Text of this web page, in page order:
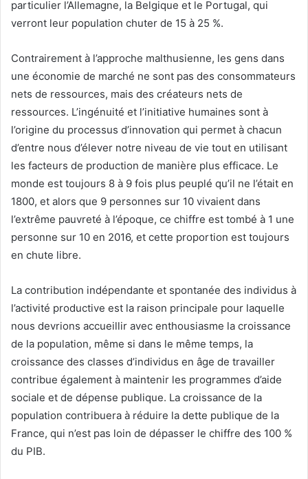
particulier l’Allemagne, la Belgique et le Portugal, qui
verront leur population chuter de 15 à 25 %.
Contrairement à l’approche malthusienne, les gens dans
une économie de marché ne sont pas des consommateurs
nets de ressources, mais des créateurs nets de
ressources. L’ingénuité et l’initiative humaines sont à
l’origine du processus d’innovation qui permet à chacun
d’entre nous d’élever notre niveau de vie tout en utilisant
les facteurs de production de manière plus efficace. Le
monde est toujours 8 à 9 fois plus peuplé qu’il ne l’était en
1800, et alors que 9 personnes sur 10 vivaient dans
l’extrême pauvreté à l’époque, ce chiffre est tombé à 1 une
personne sur 10 en 2016, et cette proportion est toujours
en chute libre.
La contribution indépendante et spontanée des individus à
l’activité productive est la raison principale pour laquelle
nous devrions accueillir avec enthousiasme la croissance
de la population, même si dans le même temps, la
croissance des classes d’individus en âge de travailler
contribue également à maintenir les programmes d’aide
sociale et de dépense publique. La croissance de la
population contribuera à réduire la dette publique de la
France, qui n’est pas loin de dépasser le chiffre des 100 %
du PIB.